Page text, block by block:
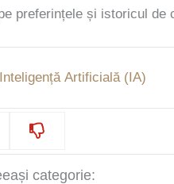
preferințele și istoricul de
Artificială (IA)
categorie: